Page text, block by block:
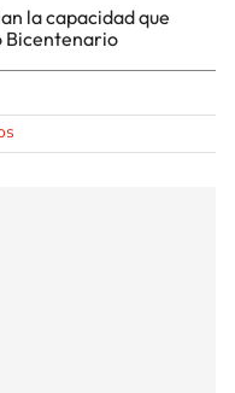
la capacidad que
Bicentenario